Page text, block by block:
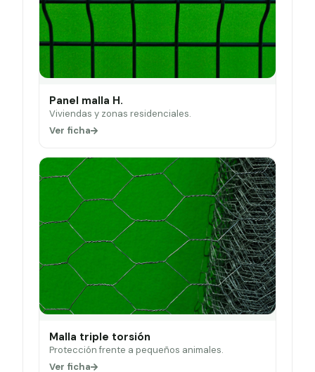
Panel malla H.
Viviendas y zonas residenciales.
Ver ficha
Malla triple torsión
Protección frente a pequeños animales.
Ver ficha